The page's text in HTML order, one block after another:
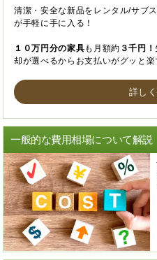
清潔・安全な新品をレンタル/サブ
が手軽に手に入る！
１０万円分の家具も月額約 ３千円！
却が選べるからお支払いがグッと楽
詳し
一般的な費用相場について解説